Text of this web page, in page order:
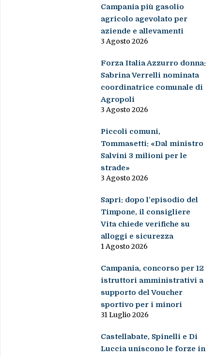
Campania più gasolio
agricolo agevolato per
aziende e allevamenti
3 Agosto 2026
Forza Italia Azzurro donna:
Sabrina Verrelli nominata
coordinatrice comunale di
Agropoli
3 Agosto 2026
Piccoli comuni,
Tommasetti: «Dal ministro
Salvini 3 milioni per le
strade»
3 Agosto 2026
Sapri: dopo l’episodio del
Timpone, il consigliere
Vita chiede verifiche su
alloggi e sicurezza
1 Agosto 2026
Campania, concorso per 12
istruttori amministrativi a
supporto del Voucher
sportivo per i minori
31 Luglio 2026
Castellabate, Spinelli e Di
Luccia uniscono le forze in